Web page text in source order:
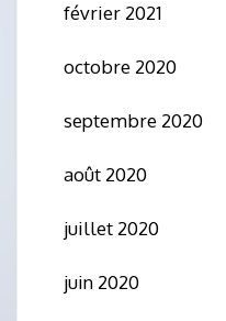
février 2021
octobre 2020
septembre 2020
août 2020
juillet 2020
juin 2020